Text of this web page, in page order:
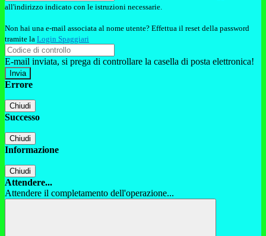
all'indirizzo indicato con le istruzioni necessarie.
Non hai una e-mail associata al nome utente? Effettua il reset della password
tramite la Login Spaggiari
E-mail inviata, si prega di controllare la casella di posta elettronica!
Errore
Chiudi
Successo
Chiudi
Informazione
Chiudi
Attendere...
Attendere il completamento dell'operazione...